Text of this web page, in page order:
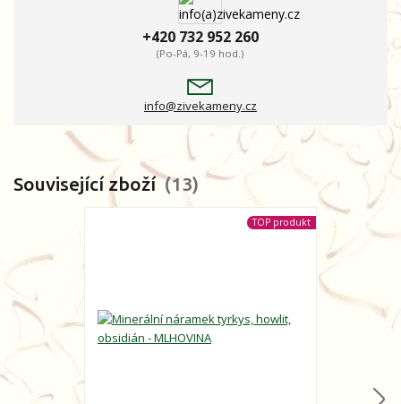
+420 732 952 260
(Po-Pá, 9-19 hod.)
info@zivekameny.cz
Související zboží 13
TOP produkt